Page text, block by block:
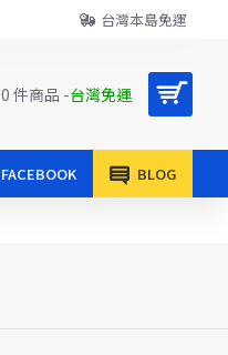
台灣本島免運
0 件商品 -台灣免運
FACEBOOK BLOG